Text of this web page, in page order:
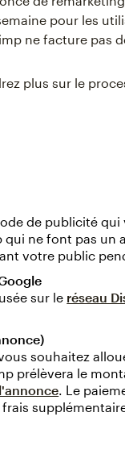
pour les
ne facture pas
plus sur le
de publicité
qui ne font pas un
votre public
sur le réseau
souhaitez
prélèvera le
. Le